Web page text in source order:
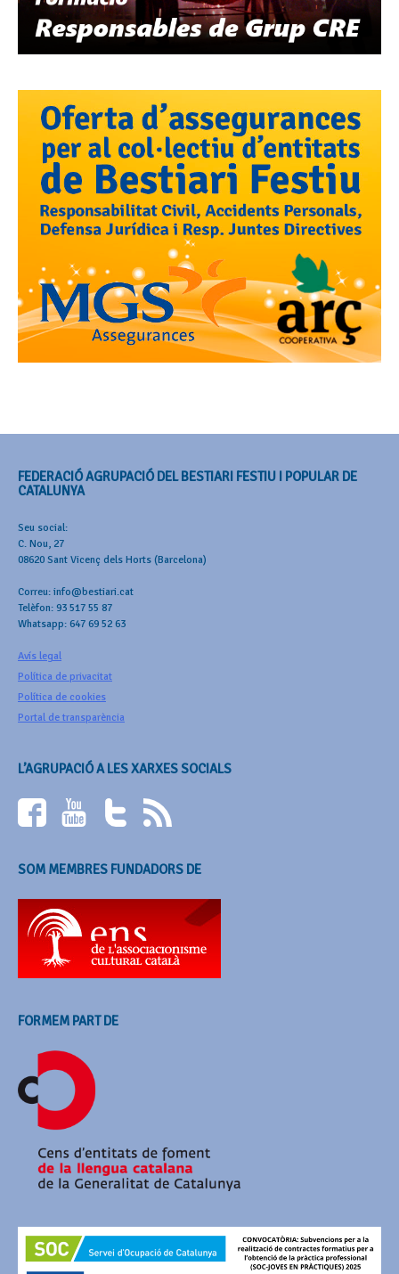
FEDERACIÓ AGRUPACIÓ DEL BESTIARI FESTIU I POPULAR DE
CATALUNYA
Seu social:
C. Nou, 27
08620 Sant Vicenç dels Horts (Barcelona)
Correu: info@bestiari.cat
Telèfon: 93 517 55 87
Whatsapp: 647 69 52 63
Avís legal
Política de privacitat
Política de cookies
Portal de transparència
L’AGRUPACIÓ A LES XARXES SOCIALS
SOM MEMBRES FUNDADORS DE
FORMEM PART DE